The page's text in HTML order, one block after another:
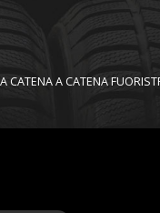
A CATENA